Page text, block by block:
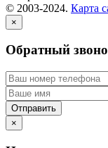
© 2003-2024. Карта
×
Обратный
×